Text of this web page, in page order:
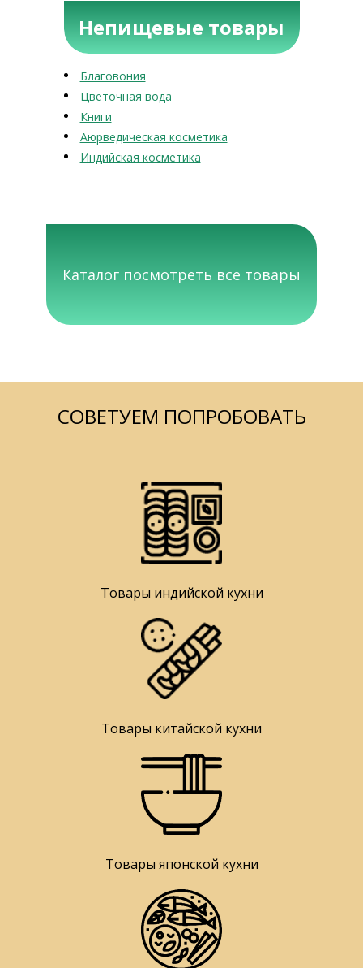
Непищевые товары
Благовония
Цветочная вода
Книги
Аюрведическая косметика
Индийская косметика
Каталог посмотреть все товары
СОВЕТУЕМ ПОПРОБОВАТЬ
Товары индийской кухни
Товары китайской кухни
Товары японской кухни